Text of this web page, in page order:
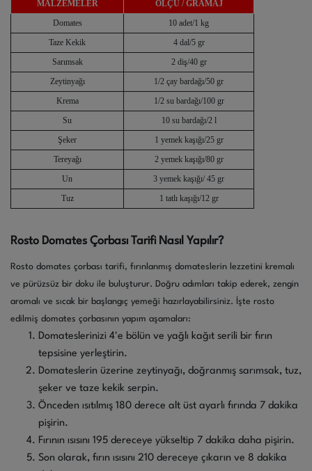
MALZEMELER
ÖLÇÜ / GRAMAJ
Domates
10 adet/1 kg
Taze Kekik
4 dal/5 gr
Sarımsak
2 diş/40 gr
Zeytinyağı
1/2 çay bardağı/50 gr
Krema
1/2 su bardağı/100 gr
Su
10 su bardağı/2 l
Şeker
1 yemek kaşığı/25 gr
Tereyağı
2 yemek kaşığı/80 gr
Un
3 yemek kaşığı/ 45 gr
Tuz
1 tatlı kaşığı/12 gr
Rosto Domates Çorbası Tarifi Nasıl Yapılır?
Rosto domates çorbası tarifi, fırınlanmış domateslerin lezzetini kremalı
ve pürüzsüz bir doku ile buluşturur. Doğru adımları takip ederek, zengin
aromalı ve sıcak bir başlangıç yemeği hazırlayabilirsiniz. İşte rosto
edilmiş domates çorbasının yapım aşamaları:
Domateslerinizi 4'e bölün ve yağlı kağıt serili bir fırın
tepsisine yerleştirin.
Domateslerin üzerine zeytinyağı, doğranmış sarımsak, tuz,
şeker ve taze kekik serpin.
Önceden ısıtılmış 180 derece alt üst ayarlı fırında 7 dakika
pişirin.
Fırının ısısını 195 dereceye yükseltip 7 dakika daha pişirin.
Son olarak, fırın ısısını 210 dereceye çıkarın ve 8 dakika